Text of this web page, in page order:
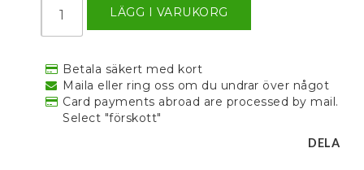
LÄGG I VARUKORG
Betala säkert med kort
Maila eller ring oss om du undrar över något
Card payments abroad are processed by mail.
Select "förskott"
DELA